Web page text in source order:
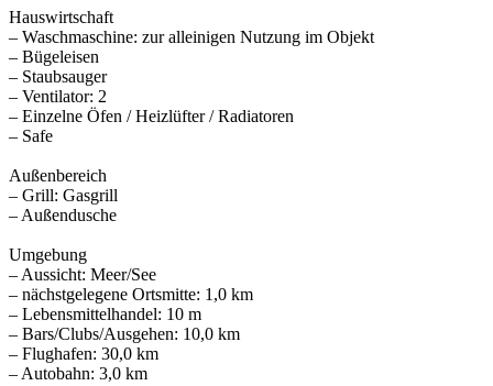
Hauswirtschaft
– Waschmaschine: zur alleinigen Nutzung im Objekt
– Bügeleisen
– Staubsauger
– Ventilator: 2
– Einzelne Öfen / Heizlüfter / Radiatoren
– Safe
Außenbereich
– Grill: Gasgrill
– Außendusche
Umgebung
– Aussicht: Meer/See
– nächstgelegene Ortsmitte: 1,0 km
– Lebensmittelhandel: 10 m
– Bars/Clubs/Ausgehen: 10,0 km
– Flughafen: 30,0 km
– Autobahn: 3,0 km